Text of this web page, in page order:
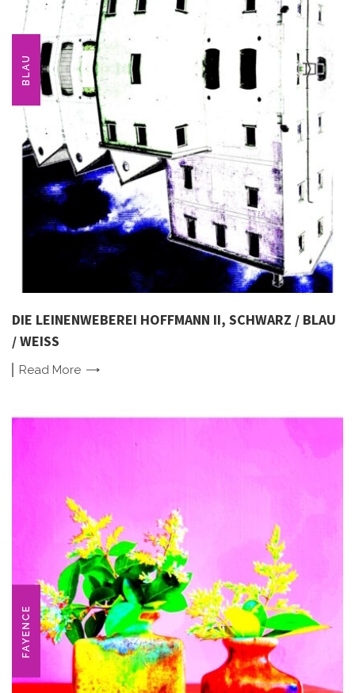
BLAU
DIE LEINENWEBEREI HOFFMANN II, SCHWARZ / BLAU
/ WEISS
Read More
FAYENCE